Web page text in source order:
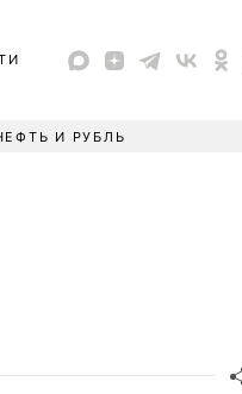
И РУБЛЬ